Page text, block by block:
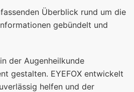
Überblick rund um die
gebündelt und
der Augenheilkunde
gestalten. EYEFOX entwickelt
helfen und der